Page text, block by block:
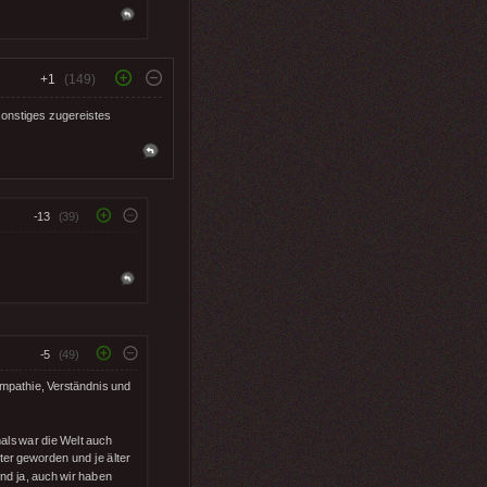
+1 (149)
zugereistes
-13 (39)
-5 (49)
Verständnis und
war die Welt auch
geworden und je älter
ja, auch wir haben